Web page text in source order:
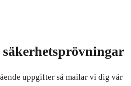
uppgifter så mailar vi dig vår